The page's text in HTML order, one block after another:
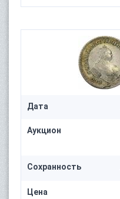
Дата
Аукцион
Сохранность
Цена